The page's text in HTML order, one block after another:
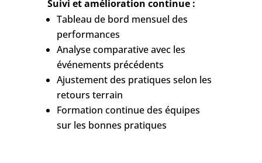
Suivi et amélioration continue :
Tableau de bord mensuel des
performances
Analyse comparative avec les
événements précédents
Ajustement des pratiques selon les
retours terrain
Formation continue des équipes
sur les bonnes pratiques